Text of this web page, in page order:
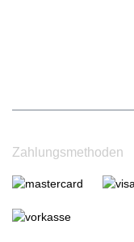
Zahlungsmethoden